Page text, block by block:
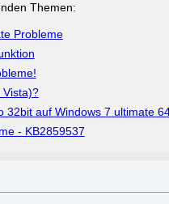
Themen:
Probleme
Vista)?
32bit auf Windows 7 ultimate
- KB2859537